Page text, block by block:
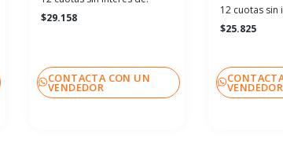
$29.158
CONTACTA CON UN
VENDEDOR
12 cuotas sin
$25.825
VENDEDOR